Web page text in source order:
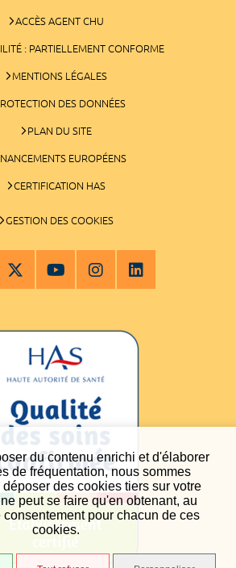
du contenu enrichi et d'élaborer
de fréquentation, nous sommes
des cookies tiers sur votre
peut se faire qu'en obtenant, au
consentement pour chacun de ces
cookies.
ACCÈS AGENT CHU
: PARTIELLEMENT CONFORME
MENTIONS LÉGALES
DES DONNÉES
PLAN DU SITE
EUROPÉENS
CERTIFICATION HAS
GESTION DES COOKIES